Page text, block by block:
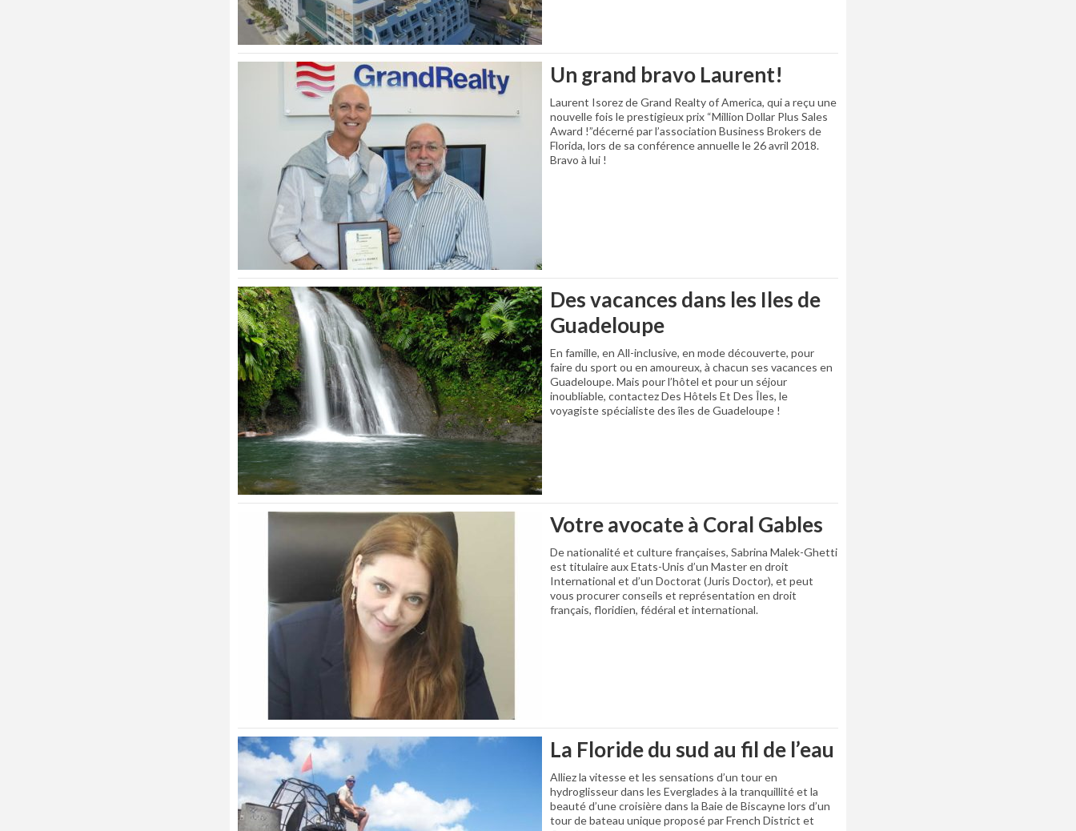
Un grand bravo Laurent!
Laurent Isorez de Grand Realty of America, qui a reçu une
nouvelle fois le prestigieux prix “Million Dollar Plus Sales
Award !”décerné par l’association Business Brokers de
Florida, lors de sa conférence annuelle le 26 avril 2018.
Bravo à lui !
Des vacances dans les Iles de
Guadeloupe
En famille, en All-inclusive, en mode découverte, pour
faire du sport ou en amoureux, à chacun ses vacances en
Guadeloupe. Mais pour l’hôtel et pour un séjour
inoubliable, contactez Des Hôtels Et Des Îles, le
voyagiste spécialiste des îles de Guadeloupe !
Votre avocate à Coral Gables
De nationalité et culture françaises, Sabrina Malek-Ghetti
est titulaire aux Etats-Unis d’un Master en droit
International et d’un Doctorat (Juris Doctor), et peut
vous procurer conseils et représentation en droit
français, floridien, fédéral et international.
La Floride du sud au fil de l’eau
Alliez la vitesse et les sensations d’un tour en
hydroglisseur dans les Everglades à la tranquillité et la
beauté d’une croisière dans la Baie de Biscayne lors d’un
tour de bateau unique proposé par French District et